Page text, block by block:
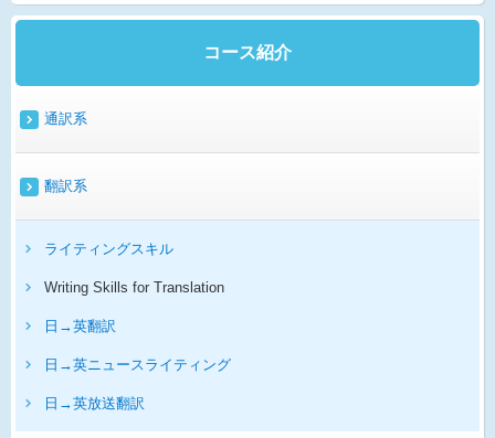
コース紹介
通訳系
翻訳系
ライティングスキル
Writing Skills for Translation
日→英翻訳
日→英ニュースライティング
日→英放送翻訳